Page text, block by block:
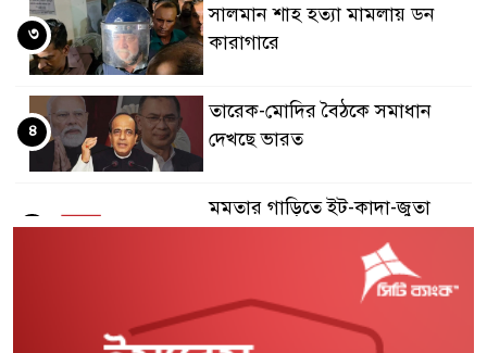
সালমান শাহ হত্যা মামলায় ডন
কারাগারে
৩
তারেক-মোদির বৈঠকে সমাধান
দেখছে ভারত
৪
মমতার গাড়িতে ইট-কাদা-জুতা
৫
সাতক্ষীরায় ছাত্রদল ও আ.লীগ-
ছাত্রলীগের সংঘর্ষ, আহত ১২